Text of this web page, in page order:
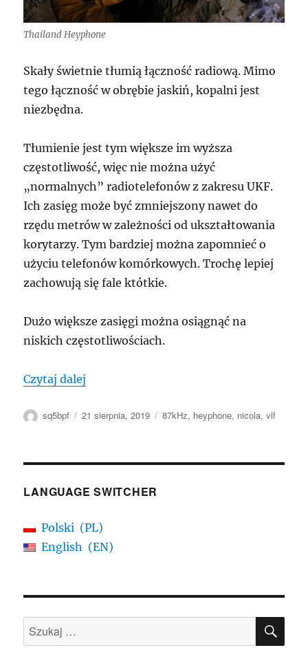
Thailand Heyphone
Skały świetnie tłumią łączność radiową. Mimo
tego łączność w obrębie jaskiń, kopalni jest
niezbędna.
Tłumienie jest tym większe im wyższa
częstotliwość, więc nie można użyć
„normalnych” radiotelefonów z zakresu UKF.
Ich zasięg może być zmniejszony nawet do
rzędu metrów w zależności od ukształtowania
korytarzy. Tym bardziej można zapomnieć o
użyciu telefonów komórkowych. Trochę lepiej
zachowują się fale któtkie.
Dużo większe zasięgi można osiągnąć na
niskich częstotliwościach.
Czytaj dalej
Autor
sq5bpf
Data
21 sierpnia, 2019 Tagi
87kHz, heyphone, nicola,vlf
LANGUAGE SWITCHER
Polski
PL
English
EN
Szukaj: